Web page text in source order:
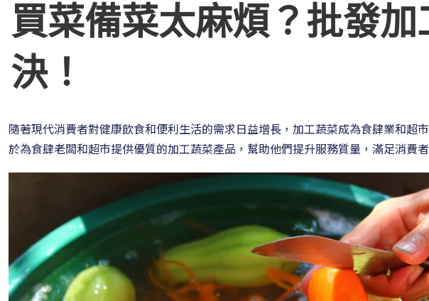
買菜備菜太麻煩？批發
決！
隨著現代消費者對健康飲食和便利生活的需求日益增長，加工蔬菜成為食肆業和超
於為食肆老闆和超市提供優質的加工蔬菜產品，幫助他們提升服務質量，滿足消費